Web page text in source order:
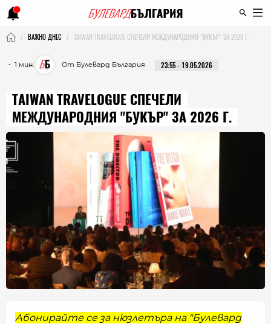
ВАЖНО ДНЕС TAIWAN TRAVELOGUE СПЕЧЕЛИ МЕЖДУНАРОДНИЯ "БУКЪР" ЗА 2026 Г.
・ 1 мин. От Булевард България 23:55 - 19.05.2026
TAIWAN TRAVELOGUE СПЕЧЕЛИ
МЕЖДУНАРОДНИЯ "БУКЪР" ЗА 2026 Г.
Абонирайте се за нюзлетъра на "Булевард